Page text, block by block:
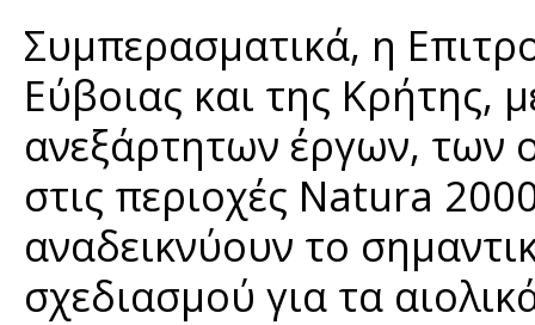
Συμπερασματικά, η
Εύβοιας και της Κρήτης,
ανεξάρτητων έργων, των
στις περιοχές Natura
αναδεικνύουν το
σχεδιασμού για τα